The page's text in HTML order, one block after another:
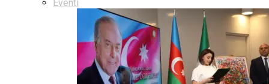
Eventi